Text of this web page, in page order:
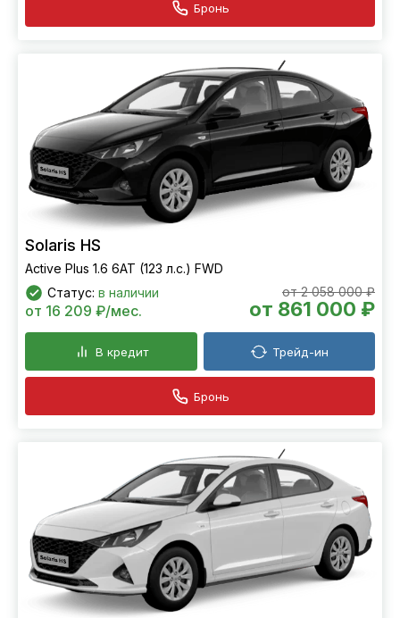
Бронь
Solaris HS
Active Plus 1.6 6AT (123 л.с.) FWD
Статус: в наличии от 2 058 000 ₽
от 861 000 ₽
от 16 209 ₽/мес.
В кредит Трейд-ин
Бронь